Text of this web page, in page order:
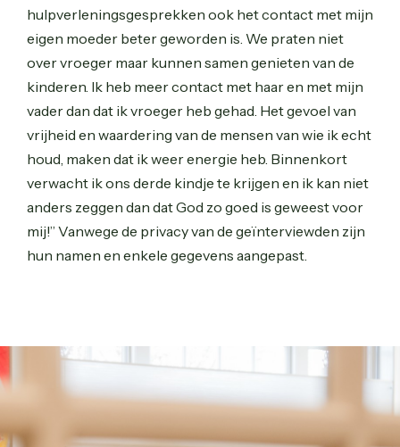
hulpverleningsgesprekken ook het contact met mijn
eigen moeder beter geworden is. We praten niet
over vroeger maar kunnen samen genieten van de
kinderen. Ik heb meer contact met haar en met mijn
vader dan dat ik vroeger heb gehad. Het gevoel van
vrijheid en waardering van de mensen van wie ik echt
houd, maken dat ik weer energie heb. Binnenkort
verwacht ik ons derde kindje te krijgen en ik kan niet
anders zeggen dan dat God zo goed is geweest voor
mij!” Vanwege de privacy van de geïnterviewden zijn
hun namen en enkele gegevens aangepast.